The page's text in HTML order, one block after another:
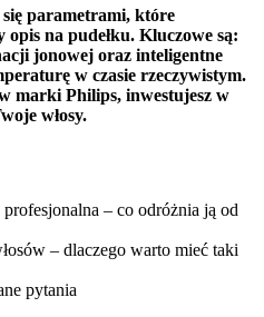
parametrami, które
na pudełku. Kluczowe są:
jonowej oraz inteligentne
w czasie rzeczywistym
marki Philips, inwestujesz w
włosy.
profesjonalna – co odróżnia ją od
– dlaczego warto mieć taki
pytania